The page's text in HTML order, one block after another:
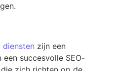
diensten zijn een
succesvolle SEO-